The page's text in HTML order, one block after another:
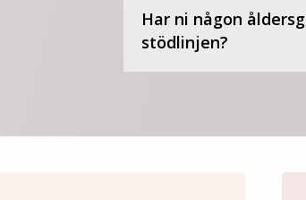
Har ni någon
stödlinjen?